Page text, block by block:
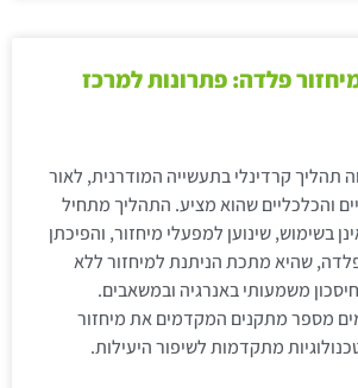
פלדה: פתרונות למרכז
תהליך קרדינלי בתעשייה המודרנית, לאור
והכלכליים שהוא מציע. התהליך מתחיל
בשימוש, שינוען למפעלי מיחזור, והפיכתן
שהיא מתכת הניתנת למיחזור ללא
משמעותי באנרגיה ובמשאבים.
מספר מתקנים המקדמים את מיחזור
מתקדמות לשיפור היעילות.